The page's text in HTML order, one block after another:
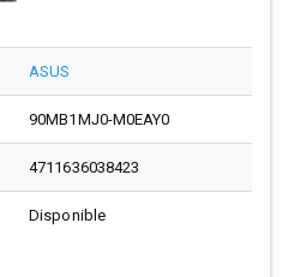
ASUS
90MB1MJ0-M0EAY0
4711636038423
Disponible